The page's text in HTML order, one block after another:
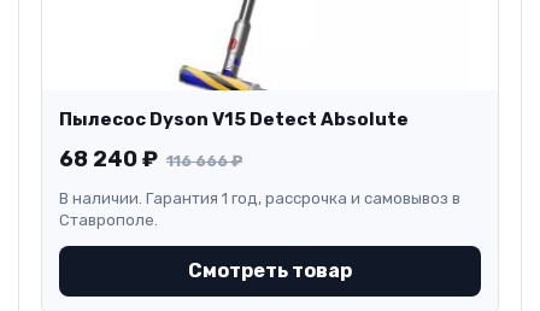
Пылесос Dyson V15 Detect Absolute
68 240₽ 116 666₽
В наличии. Гарантия 1 год, рассрочка и самовывоз в
Ставрополе.
Смотреть товар